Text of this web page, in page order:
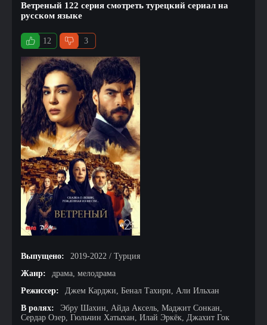
Ветреный 122 серия смотреть турецкий сериал на
русском языке
12 3
Выпущено:
2019-2022 / Турция
Жанр:
драма, мелодрама
Режиссер:
Джем Карджи, Бенал Тахири, Али Ильхан
В ролях:
Эбру Шахин, Айда Аксель, Маджит Сонкан,
Сердар Озер, Гюльчин Хатыхан, Илай Эркёк, Джахит Гок